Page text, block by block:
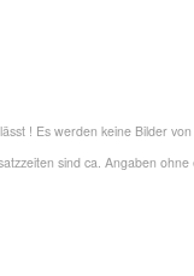
! Es werden keine Bilder
sind ca. Angaben